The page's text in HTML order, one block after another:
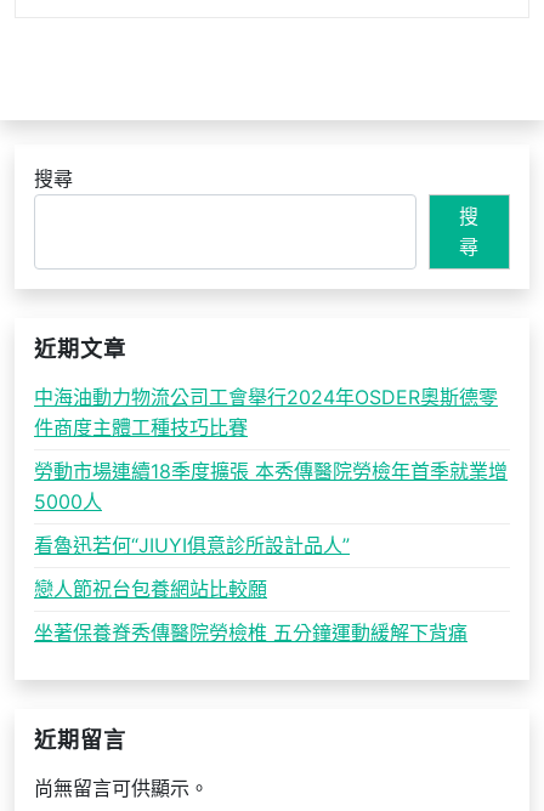
搜尋
搜
尋
近期文章
中海油動力物流公司工會舉行2024年OSDER奧斯德零
件商度主體工種技巧比賽
勞動市場連續18季度擴張 本秀傳醫院勞檢年首季就業增
5000人
看魯迅若何“JIUYI俱意診所設計品人”
戀人節祝台包養網站比較願
坐著保養脊秀傳醫院勞檢椎 五分鐘運動緩解下背痛
近期留言
尚無留言可供顯示。